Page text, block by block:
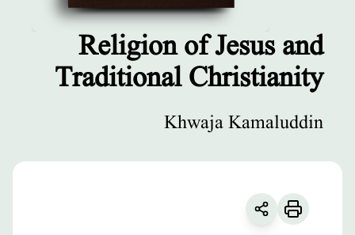
مطبوعات
Traditional
Religion of Jesus and
Traditional Christianity
Khwaja Kamaluddin